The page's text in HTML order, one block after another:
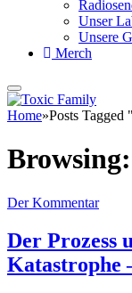
Unser
Unsere
Merch
Home»Posts Tagged
Browsing:
Der Kommentar
Der Prozess
Katastrophe